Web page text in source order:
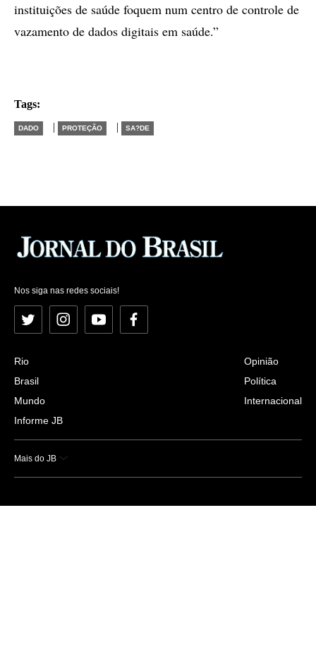
instituições de saúde foquem num centro de controle de
vazamento de dados digitais em saúde.”
Tags:
DADO | PROTEÇÃO | SA?DE
Nos siga nas redes sociais!
Twitter InstagramYouTubeFacebook
Rio
Brasil
Mundo
Informe JB
Opinião
Política
Internacional
Mais do JB
Esportes